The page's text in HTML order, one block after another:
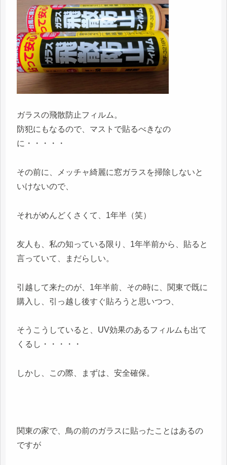
ガラスの飛散防止フィルム。
防犯にもなるので、マストで貼るべきなの
に・・・・・
その前に、メッチャ綺麗に窓ガラスを掃除しないと
いけないので、
それがめんどくさくて、1年半（笑）
友人も、私の知っている限り、1年半前から、貼ると
言っていて、まだらしい。
引越して来たのが、1年半前、その時に、関東で既に
購入し、引っ越し後すぐ貼ろうと思いつつ、
そうこうしていると、UV効果のあるフィルムも出て
くるし・・・・・
しかし、この際、まずは、安全確保。
関東の家で、鳥の前のガラスに貼ったことはあるの
ですが